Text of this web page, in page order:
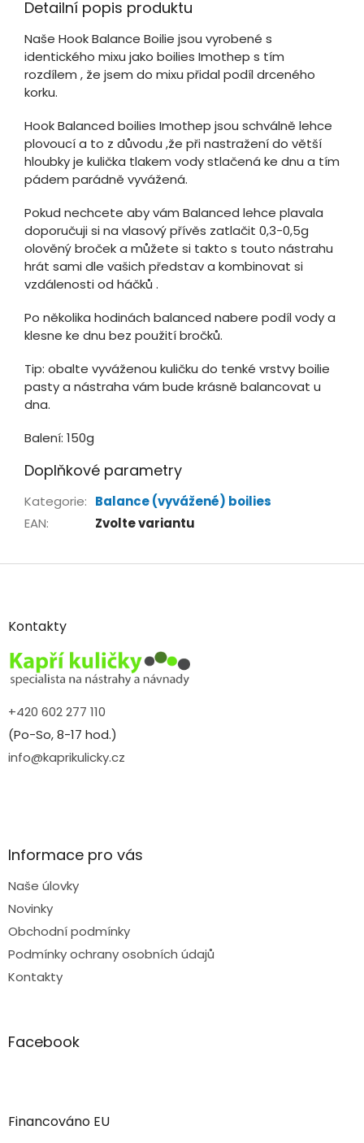
Detailní popis produktu
Naše Hook Balance Boilie jsou vyrobené s
identického mixu jako boilies Imothep s tím
rozdílem , že jsem do mixu přidal podíl drceného
korku.
Hook Balanced boilies Imothep jsou schválně lehce
plovoucí a to z důvodu ,že při nastražení do větší
hloubky je kulička tlakem vody stlačená ke dnu a tím
pádem parádně vyvážená.
Pokud nechcete aby vám Balanced lehce plavala
doporučuji si na vlasový přívěs zatlačit 0,3-0,5g
olověný broček a můžete si takto s touto nástrahu
hrát sami dle vašich představ a kombinovat si
vzdálenosti od háčků .
Po několika hodinách balanced nabere podíl vody a
klesne ke dnu bez použití bročků.
Tip: obalte vyváženou kuličku do tenké vrstvy boilie
pasty a nástraha vám bude krásně balancovat u
dna.
Balení: 150g
Doplňkové parametry
Kategorie: Balance (vyvážené) boilies
EAN: Zvolte variantu
Z
aKontakty
+420 602 277 110
(Po-So, 8-17 hod.)
info@kaprikulicky.cz
Informace pro vás
Naše úlovky
Novinky
Obchodní podmínky
Podmínky ochrany osobních údajů
Kontakty
Facebook
Financováno EU